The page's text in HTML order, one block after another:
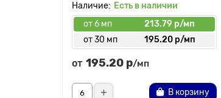
Есть в наличии
от 6 мп
213.79 р/мп
от 30 мп
195.20 р/мп
от 195.20 р/мп
В корзину